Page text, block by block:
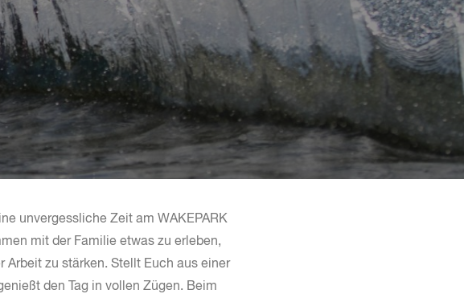
unvergessliche Zeit am WAKEPARK
mit der Familie etwas zu erleben,
zu stärken. Stellt Euch aus einer
den Tag in vollen Zügen. Beim